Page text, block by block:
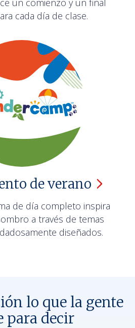
un comienzo y un final
cada día de clase.
deverano
de día completo inspira
a través de temas
diseñados.
lo que la gente
para decir